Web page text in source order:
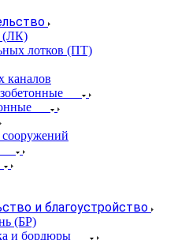
(ЛК)
лотков (ПТ)
каналов
и благоустройство
(БР)
и бордюры